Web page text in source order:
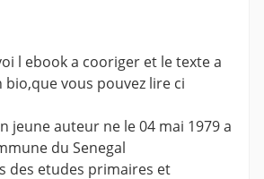
l ebook a cooriger et le texte a
vous pouvez lire ci
jeune auteur ne le 04 mai 1979 a
du Senegal
des etudes primaires et